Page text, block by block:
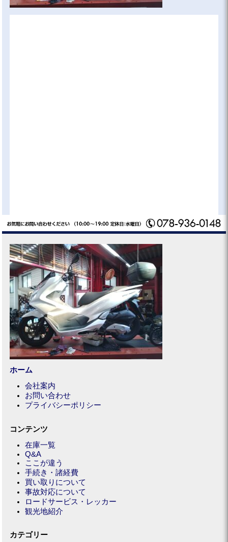
ホーム
会社案内
お問い合わせ
プライバシーポリシー
コンテンツ
在庫一覧
Q&A
ここが違う
手続き・諸経費
買い取りについて
事故対応について
ロードサービス・レッカー
観光地紹介
カテゴリー